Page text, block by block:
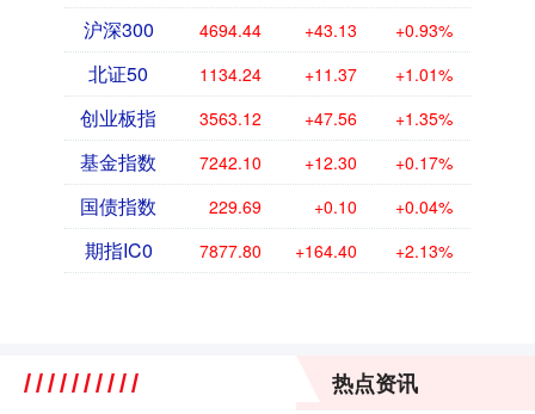
沪深300 4694.44 +43.13 +0.93%
北证50 1134.24 +11.37 +1.01%
创业板指 3563.12 +47.56 +1.35%
基金指数 7242.10 +12.30 +0.17%
国债指数 229.69 +0.10 +0.04%
期指IC0 7877.80 +164.40 +2.13%
热点资讯